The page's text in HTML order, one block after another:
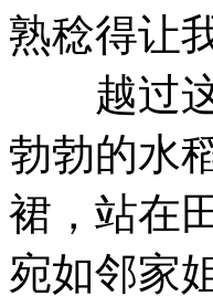
熟稔得让
越过这
勃勃的水
裙，站在
宛如邻家